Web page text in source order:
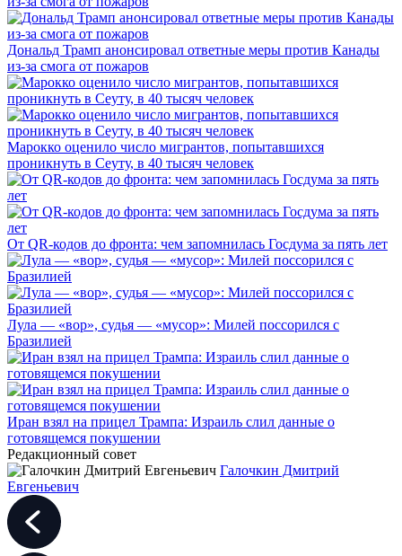
Дональд Трамп анонсировал ответные меры против Канады
из-за смога от пожаров
Марокко оценило число мигрантов, попытавшихся
проникнуть в Сеуту, в 40 тысяч человек
От QR-кодов до фронта: чем запомнилась Госдума за пять лет
Лула — «вор», судья — «мусор»: Милей поссорился с
Бразилией
Иран взял на прицел Трампа: Израиль слил данные о
готовящемся покушении
Редакционный совет
Галочкин Дмитрий
Евгеньевич